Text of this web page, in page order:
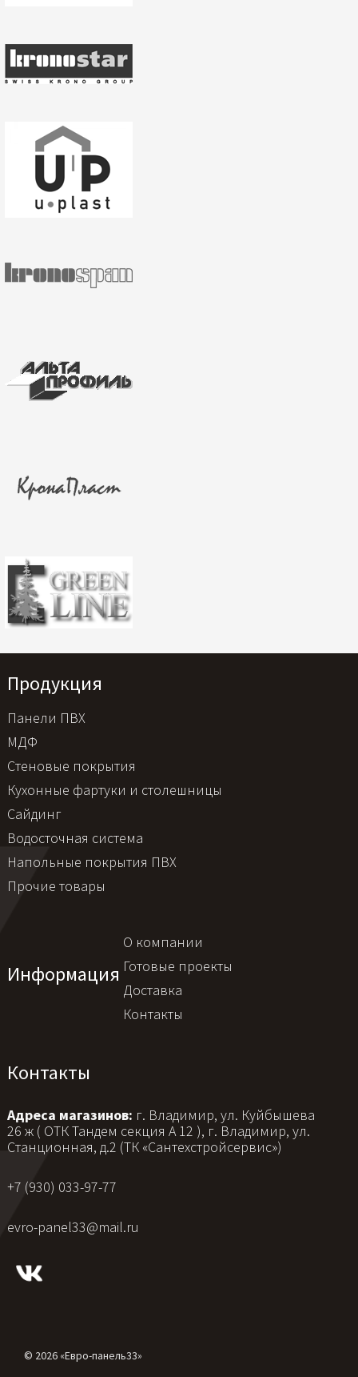
Продукция
Панели ПВХ
МДФ
Стеновые покрытия
Кухонные фартуки и столешницы
Сайдинг
Водосточная система
Напольные покрытия ПВХ
Прочие товары
Информация
О компании
Готовые проекты
Доставка
Контакты
Контакты
Адреса магазинов: г. Владимир, ул. Куйбышева
26 ж ( ОТК Тандем секция А 12 ), г. Владимир, ул.
Станционная, д.2 (ТК «Сантехстройсервис»)
+7 (930) 033-97-77
evro-panel33@mail.ru
© 2026 «Евро-панель33»